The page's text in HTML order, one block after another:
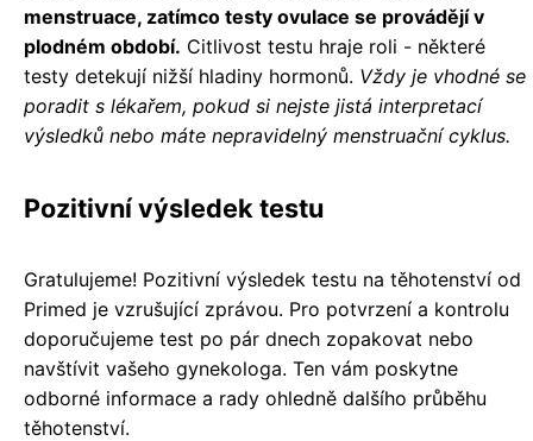
menstruace, zatímco testy ovulace se provádějí v
plodném období. Citlivost testu hraje roli - některé
testy detekují nižší hladiny hormonů. Vždy je vhodné se
poradit s lékařem, pokud si nejste jistá interpretací
výsledků nebo máte nepravidelný menstruační cyklus.
Pozitivní výsledek testu
Gratulujeme! Pozitivní výsledek testu na těhotenství od
Primed je vzrušující zprávou. Pro potvrzení a kontrolu
doporučujeme test po pár dnech zopakovat nebo
navštívit vašeho gynekologa. Ten vám poskytne
odborné informace a rady ohledně dalšího průběhu
těhotenství.